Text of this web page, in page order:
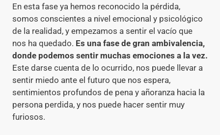
En esta fase ya hemos reconocido la pérdida,
somos conscientes a nivel emocional y psicológico
de la realidad, y empezamos a sentir el vacío que
nos ha quedado. Es una fase de gran ambivalencia,
donde podemos sentir muchas emociones a la vez.
Este darse cuenta de lo ocurrido, nos puede llevar a
sentir miedo ante el futuro que nos espera,
sentimientos profundos de pena y añoranza hacia la
persona perdida, y nos puede hacer sentir muy
furiosos.